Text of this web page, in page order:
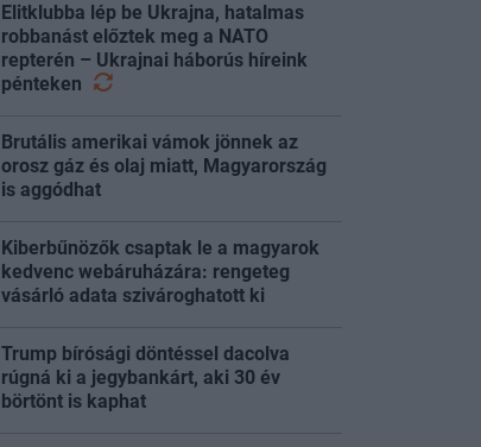
Elitklubba lép be Ukrajna, hatalmas
robbanást előztek meg a NATO
repterén – Ukrajnai háborús híreink
pénteken
Brutális amerikai vámok jönnek az
orosz gáz és olaj miatt, Magyarország
is aggódhat
Kiberbűnözők csaptak le a magyarok
kedvenc webáruházára: rengeteg
vásárló adata szivároghatott ki
Trump bírósági döntéssel dacolva
rúgná ki a jegybankárt, aki 30 év
börtönt is kaphat